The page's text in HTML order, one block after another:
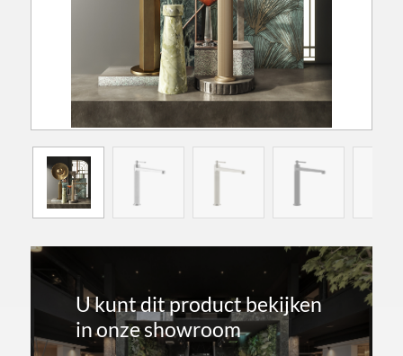
U kunt dit product bekijken
in onze showroom